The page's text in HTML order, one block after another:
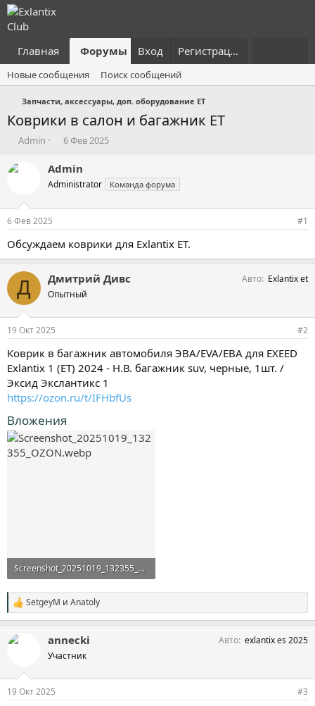
Главная Форумы Что нового?
Вход Регистрация
Новые сообщения Поиск сообщений
Запчасти, аксессуары, доп. оборудование ET
Коврики в салон и багажник ET
А
т
т
е
м
ы
Admin
Д
т
а
н
а
л
6 Фев 2025
Admin
Administrator Команда форума
6 Фев 2025 #1
Обсуждаем коврики для Exlantix ET.
Д Дмитрий Дивс
Опытный
Авто Exlantix et
19 Окт 2025 #2
Коврик в багажник автомобиля ЭВА/EVA/ЕВА для EXEED
Exlantix 1 (ET) 2024 - Н.В. багажник suv, черные, 1шт. /
Эксид Экслантикс 1
https://ozon.ru/t/IFHbfUs
Вложения
Screenshot_20251019_132355_OZON.webp
223,3 KB · Просмотры: 81
С
и
п
:
SetgeyM и Anatoly
annecki
Участник
Авто exlantix es 2025
19 Окт 2025 #3